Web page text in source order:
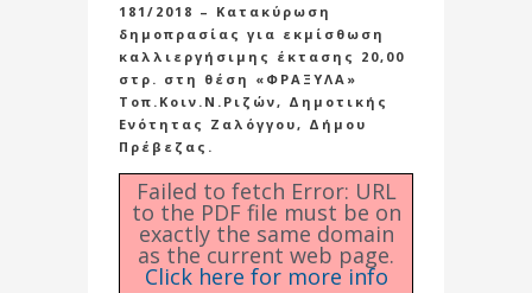
181/2018 – Κατακύρωση
δημοπρασίας για εκμίσθωση
καλλιεργήσιμης έκτασης 20,00
στρ. στη θέση «ΦΡΑΞΥΛΑ»
Τοπ.Κοιν.Ν.Ριζών, Δημοτικής
Ενότητας Ζαλόγγου, Δήμου
Πρέβεζας.
Failed to fetch Error: URL
to the PDF file must be on
exactly the same domain
as the current web page.
Click here for more info